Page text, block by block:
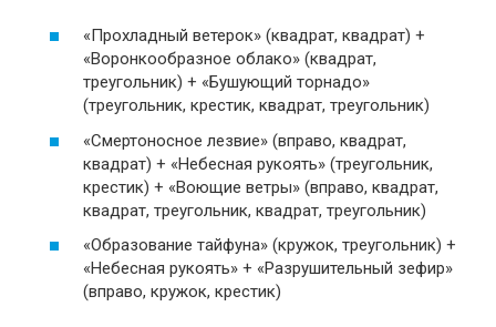
«Прохладный ветерок» (квадрат, квадрат) +
«Воронкообразное облако» (квадрат,
треугольник) + «Бушующий торнадо»
(треугольник, крестик, квадрат, треугольник)
«Смертоносное лезвие» (вправо, квадрат,
квадрат) + «Небесная рукоять» (треугольник,
крестик) + «Воющие ветры» (вправо, квадрат,
квадрат, треугольник, квадрат, треугольник)
«Образование тайфуна» (кружок, треугольник) +
«Небесная рукоять» + «Разрушительный зефир»
(вправо, кружок, крестик)